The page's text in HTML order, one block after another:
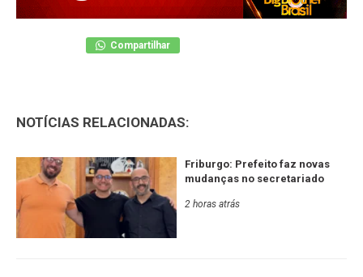
Compartilhar
NOTÍCIAS RELACIONADAS:
Friburgo: Prefeito faz novas
mudanças no secretariado
2 horas atrás